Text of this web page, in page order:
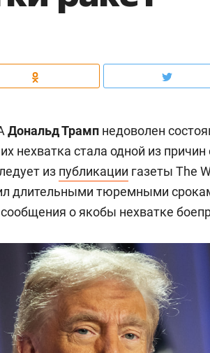
Дональд Трамп недоволен
нехватка стала одной из
из публикации газеты The
длительными тюремными
о якобы нехватке